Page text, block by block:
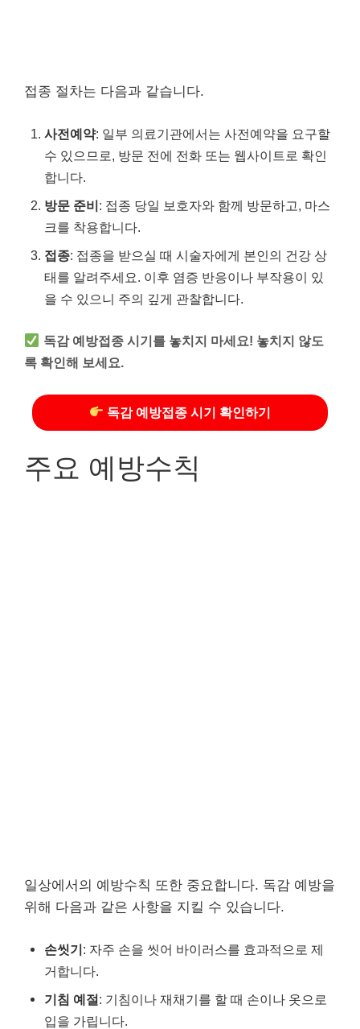
접종 절차는 다음과 같습니다.
사전예약: 일부 의료기관에서는 사전예약을 요구할
수 있으므로, 방문 전에 전화 또는 웹사이트로 확인
합니다.
방문 준비: 접종 당일 보호자와 함께 방문하고, 마스
크를 착용합니다.
접종: 접종을 받으실 때 시술자에게 본인의 건강 상
태를 알려주세요. 이후 염증 반응이나 부작용이 있
을 수 있으니 주의 깊게 관찰합니다.
독감 예방접종 시기를 놓치지 마세요! 놓치지 않도
록 확인해 보세요.
독감 예방접종 시기 확인하기
주요 예방수칙
일상에서의 예방수칙 또한 중요합니다. 독감 예방을
위해 다음과 같은 사항을 지킬 수 있습니다.
손씻기: 자주 손을 씻어 바이러스를 효과적으로 제
거합니다.
기침 예절: 기침이나 재채기를 할 때 손이나 옷으로
입을 가립니다.